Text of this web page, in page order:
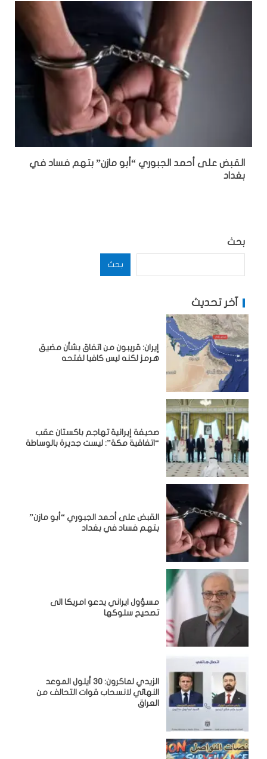
القبض على أحمد الجبوري “أبو مازن” بتهم فساد في
بغداد
بحث
بحث
آخر تحديث
إيران: قريبون من اتفاق بشأن مضيق
هرمز لكنه ليس كافيا لفتحه
صحيفة إيرانية تهاجم باكستان عقب
“اتفاقية مكة”: ليست جديرة بالوساطة
القبض على أحمد الجبوري “أبو مازن”
بتهم فساد في بغداد
مسؤول ايراني يدعو امريكا الى
تصحيح سلوكها
الزيدي لماكرون: 30 أيلول الموعد
النهائي لانسحاب قوات التحالف من
العراق